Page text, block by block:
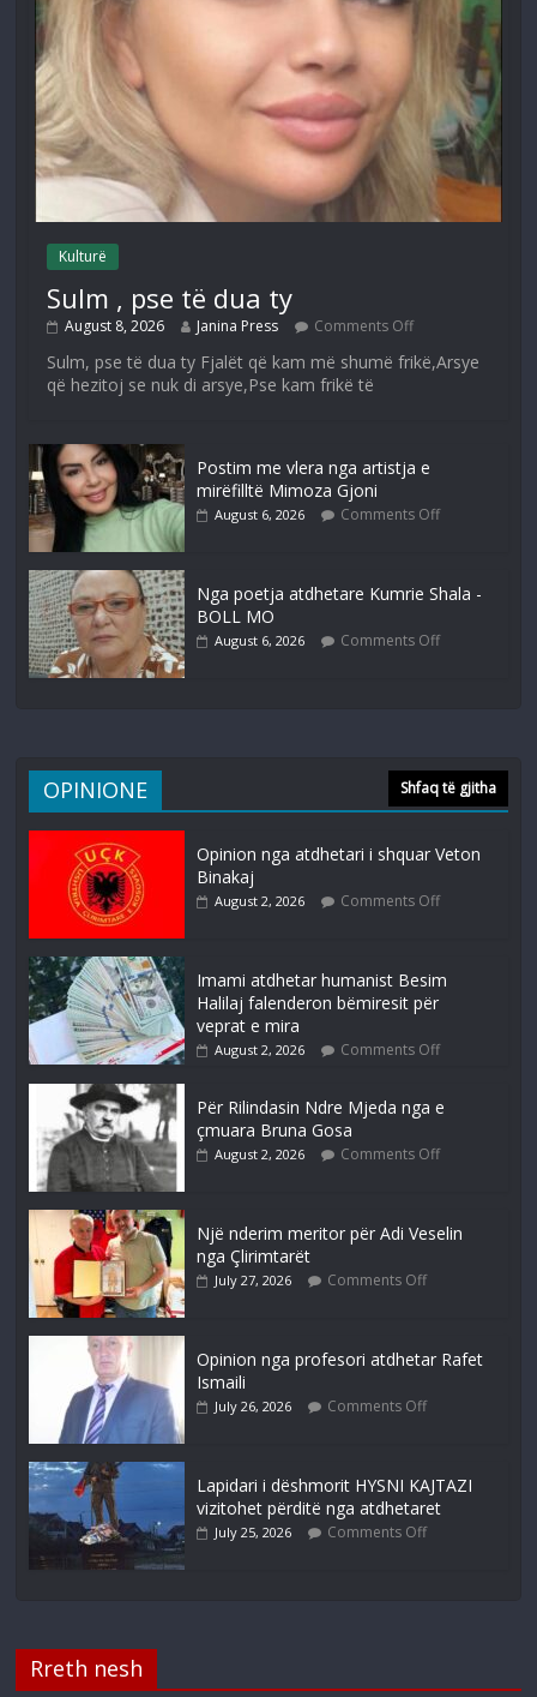
Kulturë
Sulm , pse të dua ty
August 8, 2026 Janina Press Comments Off
Sulm, pse të dua ty Fjalët që kam më shumë frikë,Arsye
që hezitoj se nuk di arsye,Pse kam frikë të
Postim me vlera nga artistja e
mirëfilltë Mimoza Gjoni
August 6, 2026 Comments Off
Nga poetja atdhetare Kumrie Shala -
BOLL MO
August 6, 2026 Comments Off
OPINIONE Shfaq të gjitha
Opinion nga atdhetari i shquar Veton
Binakaj
August 2, 2026 Comments Off
Imami atdhetar humanist Besim
Halilaj falenderon bëmiresit për
veprat e mira
August 2, 2026 Comments Off
Për Rilindasin Ndre Mjeda nga e
çmuara Bruna Gosa
August 2, 2026 Comments Off
Një nderim meritor për Adi Veselin
nga Çlirimtarët
July 27, 2026 Comments Off
Opinion nga profesori atdhetar Rafet
Ismaili
July 26, 2026 Comments Off
Lapidari i dëshmorit HYSNI KAJTAZI
vizitohet përditë nga atdhetaret
July 25, 2026 Comments Off
Rreth nesh